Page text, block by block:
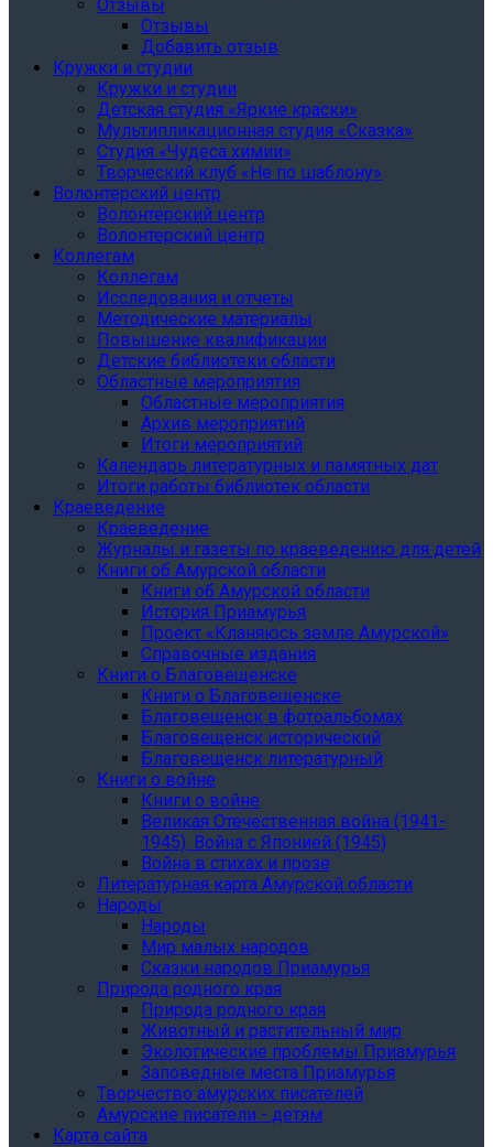
Отзывы
Отзывы
Добавить отзыв
Кружки и студии
Кружки и студии
Детская студия «Яркие краски»
Мультипликационная студия «Сказка»
Студия «Чудеса химии»
Творческий клуб «Не по шаблону»
Волонтерский центр
Волонтерский центр
Волонтерский центр
Коллегам
Коллегам
Исследования и отчеты
Методические материалы
Повышение квалификации
Детские библиотеки области
Областные мероприятия
Областные мероприятия
Архив мероприятий
Итоги мероприятий
Календарь литературных и памятных дат
Итоги работы библиотек области
Краеведение
Краеведение
Журналы и газеты по краеведению для детей
Книги об Амурской области
Книги об Амурской области
История Приамурья
Проект «Кланяюсь земле Амурской»
Справочные издания
Книги о Благовещенске
Книги о Благовещенске
Благовещенск в фотоальбомах
Благовещенск исторический
Благовещенск литературный
Книги о войне
Книги о войне
Великая Отечественная война (1941-
1945). Война с Японией (1945)
Война в стихах и прозе
Литературная карта Амурской области
Народы
Народы
Мир малых народов
Сказки народов Приамурья
Природа родного края
Природа родного края
Животный и растительный мир
Экологические проблемы Приамурья
Заповедные места Приамурья
Творчество амурских писателей
Амурские писатели - детям
Карта сайта